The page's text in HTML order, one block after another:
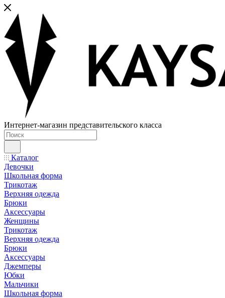
Интернет-магазин представительского класса
Каталог
Девочки
Школьная форма
Трикотаж
Верхняя одежда
Брюки
Аксессуары
Женщины
Трикотаж
Верхняя одежда
Брюки
Аксессуары
Джемперы
Юбки
Мальчики
Школьная форма